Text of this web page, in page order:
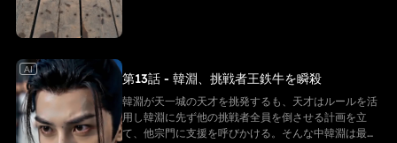
AI
第13話 - 韓淵、挑戦者王鉄牛を瞬殺
韓淵が天一城の天才を挑発するも、天才はルールを活
用し韓淵に先ず他の挑戦者全員を倒させる計画を立
て、他宗門に支援を呼びかける。そんな中韓淵は最初